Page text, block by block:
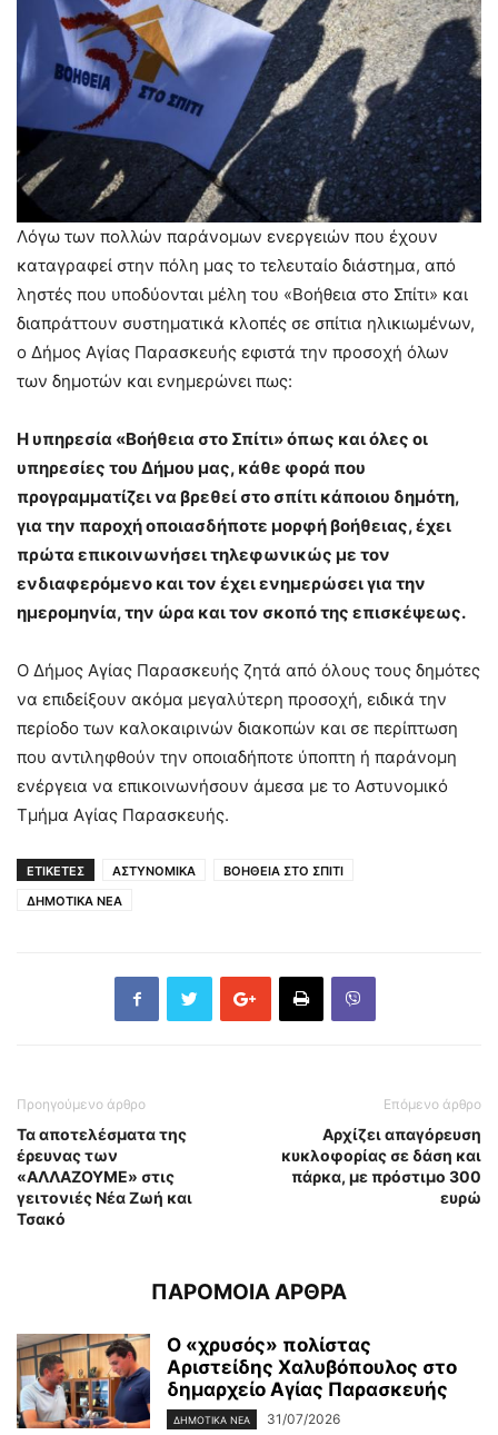
Λόγω των πολλών παράνομων ενεργειών που έχουν
καταγραφεί στην πόλη μας το τελευταίο διάστημα, από
ληστές που υποδύονται μέλη του «Βοήθεια στο Σπίτι» και
διαπράττουν συστηματικά κλοπές σε σπίτια ηλικιωμένων,
ο Δήμος Αγίας Παρασκευής εφιστά την προσοχή όλων
των δημοτών και ενημερώνει πως:
Η υπηρεσία «Βοήθεια στο Σπίτι» όπως και όλες οι
υπηρεσίες του Δήμου μας, κάθε φορά που
προγραμματίζει να βρεθεί στο σπίτι κάποιου δημότη,
για την παροχή οποιασδήποτε μορφή βοήθειας, έχει
πρώτα επικοινωνήσει τηλεφωνικώς με τον
ενδιαφερόμενο και τον έχει ενημερώσει για την
ημερομηνία, την ώρα και τον σκοπό της επισκέψεως.
Ο Δήμος Αγίας Παρασκευής ζητά από όλους τους δημότες
να επιδείξουν ακόμα μεγαλύτερη προσοχή, ειδικά την
περίοδο των καλοκαιρινών διακοπών και σε περίπτωση
που αντιληφθούν την οποιαδήποτε ύποπτη ή παράνομη
ενέργεια να επικοινωνήσουν άμεσα με το Αστυνομικό
Τμήμα Αγίας Παρασκευής.
ΕΤΙΚΕΤΕΣ ΑΣΤΥΝΟΜΙΚΑ
ΒΟΗΘΕΙΑ ΣΤΟ ΣΠΙΤΙ
ΔΗΜΟΤΙΚΑ ΝΕΑ
Προηγούμενο άρθρο
Τα αποτελέσματα της
έρευνας των
«ΑΛΛΑΖΟΥΜΕ» στις
γειτονιές Νέα Ζωή και
Τσακό
Επόμενο άρθρο
Αρχίζει απαγόρευση
κυκλοφορίας σε δάση και
πάρκα, με πρόστιμο 300
ευρώ
ΠΑΡΟΜΟΙΑ ΑΡΘΡΑ
Ο «χρυσός» πολίστας
Αριστείδης Χαλυβόπουλος στο
δημαρχείο Αγίας Παρασκευής
ΔΗΜΟΤΙΚΑ ΝΕΑ 31/07/2026